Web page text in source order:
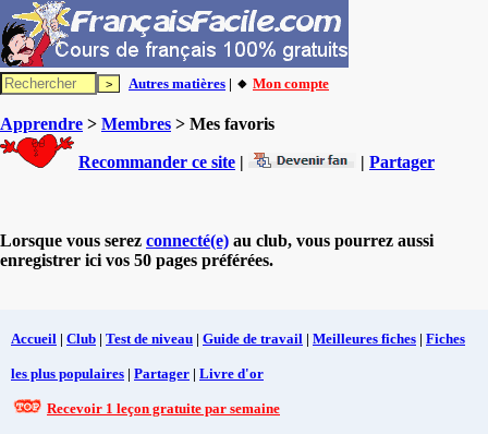
Autres matières | 🔸 Mon compte
Apprendre > Membres > Mes favoris
Recommander ce site | | Partager
Lorsque vous serez connecté(e) au club, vous pourrez aussi
enregistrer ici vos 50 pages préférées.
Accueil | Club | Test de niveau | Guide de travail | Meilleures fiches | Fiches
les plus populaires | Partager | Livre d'or
Recevoir 1 leçon gratuite par semaine